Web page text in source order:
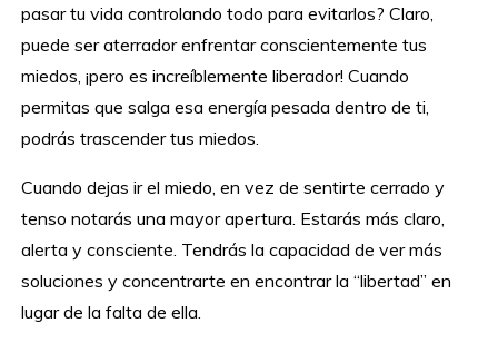
pasar tu vida controlando todo para evitarlos? Claro,
puede ser aterrador enfrentar conscientemente tus
miedos, ¡pero es increíblemente liberador! Cuando
permitas que salga esa energía pesada dentro de ti,
podrás trascender tus miedos.
Cuando dejas ir el miedo, en vez de sentirte cerrado y
tenso notarás una mayor apertura. Estarás más claro,
alerta y consciente. Tendrás la capacidad de ver más
soluciones y concentrarte en encontrar la “libertad” en
lugar de la falta de ella.